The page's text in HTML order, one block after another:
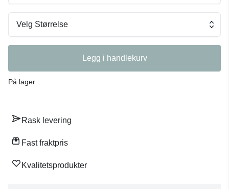
Velg Størrelse
Legg i handlekurv
På lager
Rask levering
Fast fraktpris
Kvalitetsprodukter